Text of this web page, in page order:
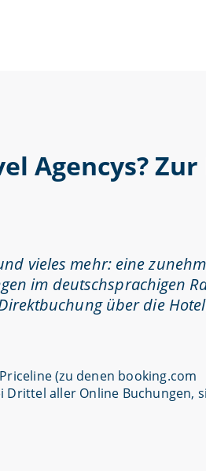
Agencys? Zur
vieles mehr: eine
im deutschsprachigen
über die
(zu denen booking.com
Drittel aller Online Buchungen,